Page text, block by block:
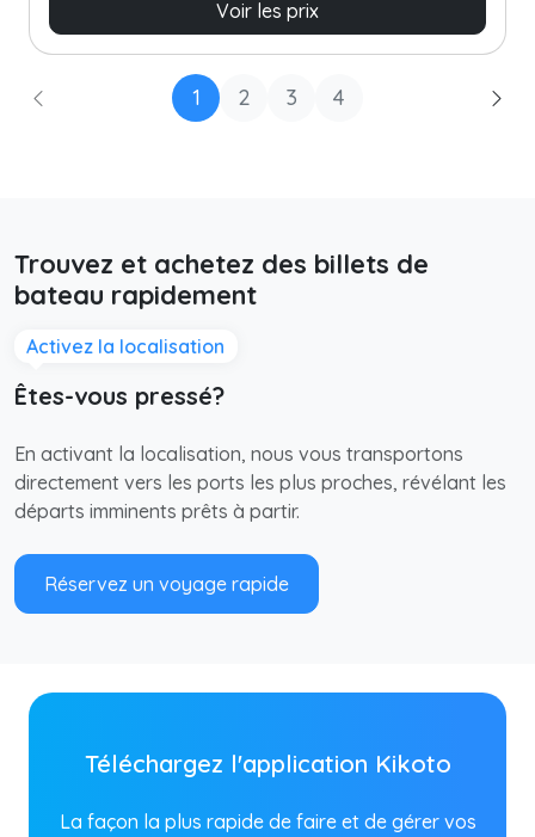
Voir les prix
1 2 3 4
Trouvez et achetez des billets de
bateau rapidement
Activez la localisation
Êtes-vous pressé?
En activant la localisation, nous vous transportons
directement vers les ports les plus proches, révélant les
départs imminents prêts à partir.
Réservez un voyage rapide
Téléchargez l'application Kikoto
La façon la plus rapide de faire et de gérer vos